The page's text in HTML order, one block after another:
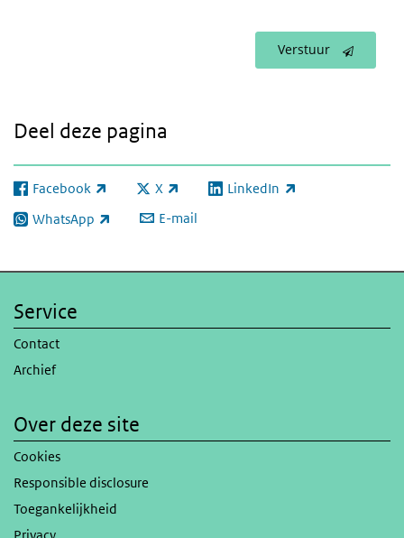
Verstuur
Deel deze pagina
Facebook
(externe link) X
(externe link) LinkedIn
(externe link)
WhatsApp
(externe link) E-mail
Service
Contact
Archief
Over deze site
Cookies
Responsible disclosure
Toegankelijkheid
Privacy